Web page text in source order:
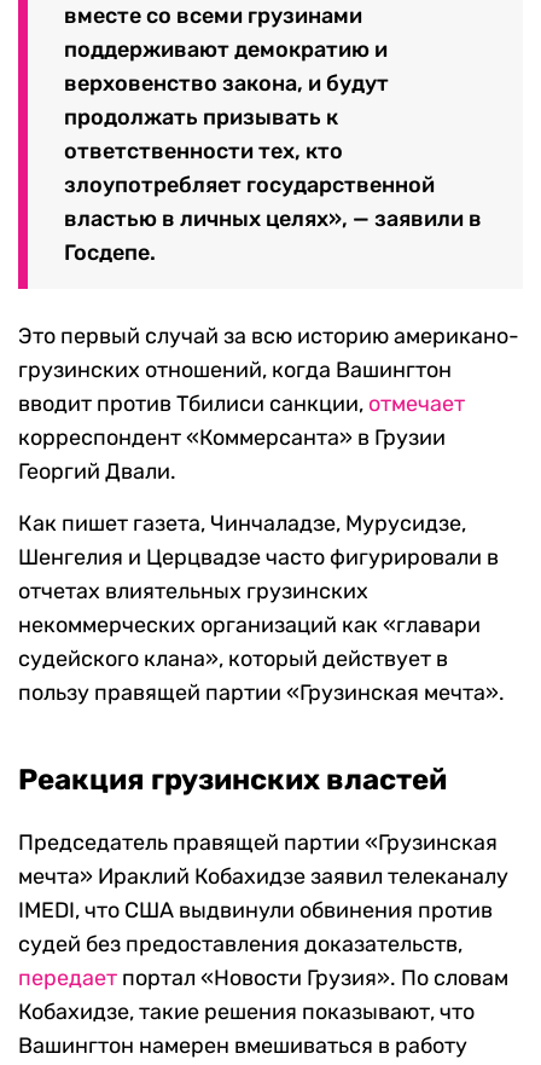
вместе со всеми грузинами
поддерживают демократию и
верховенство закона, и будут
продолжать призывать к
ответственности тех, кто
злоупотребляет государственной
властью в личных целях», — заявили в
Госдепе.
Это первый случай за всю историю американо-
грузинских отношений, когда Вашингтон
вводит против Тбилиси санкции, отмечает
корреспондент «Коммерсанта» в Грузии
Георгий Двали.
Как пишет газета, Чинчаладзе, Мурусидзе,
Шенгелия и Церцвадзе часто фигурировали в
отчетах влиятельных грузинских
некоммерческих организаций как «главари
судейского клана», который действует в
пользу правящей партии «Грузинская мечта».
Реакция грузинских властей
Председатель правящей партии «Грузинская
мечта» Ираклий Кобахидзе заявил телеканалу
IMEDI, что США выдвинули обвинения против
судей без предоставления доказательств,
передает портал «Новости Грузия». По словам
Кобахидзе, такие решения показывают, что
Вашингтон намерен вмешиваться в работу